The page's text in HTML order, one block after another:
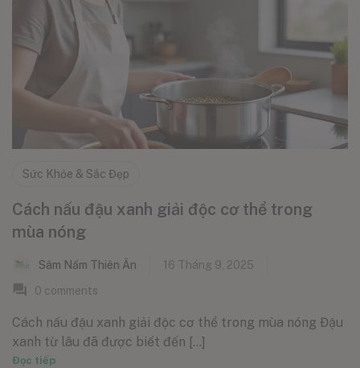
Sức Khỏe & Sắc Đẹp
Cách nấu đậu xanh giải độc cơ thể trong
mùa nóng
Sâm Nấm Thiên Ân
16 Tháng 9, 2025
0 comments
Cách nấu đậu xanh giải độc cơ thể trong mùa nóng Đậu
xanh từ lâu đã được biết đến [...]
Đọc tiếp